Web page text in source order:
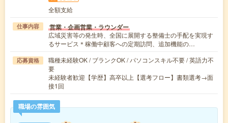
全額支給
仕事内容 営業・企画営業・ラウンダー
広域災害等の発生時、全国に展開する整備士の手配を実現す
るサービス＊稼働中顧客への定期訪問、追加機能の…
応募資格
職種未経験OK / ブランクOK / パソコンスキル不要 / 英語力不
要
未経験者歓迎【学歴】高卒以上【選考フロー】書類選考→面
接1回
職場の雰囲気